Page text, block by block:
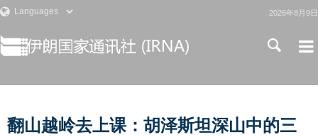
2026年8月9日
翻山越岭去上课：胡泽斯坦深山中的三